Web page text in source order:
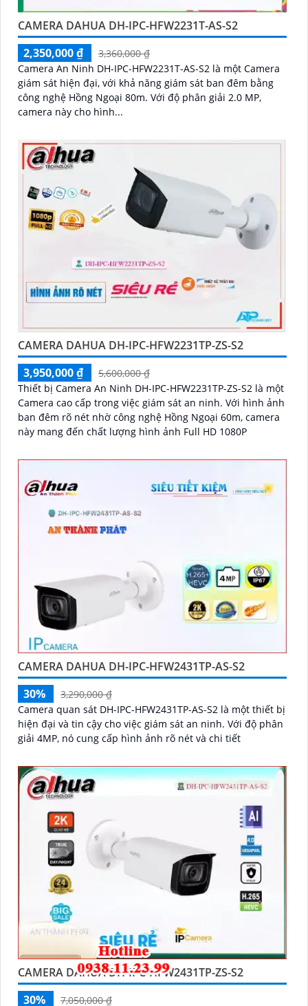
CAMERA DAHUA DH-IPC-HFW2231T-AS-S2
2,350,000 ₫
3,360,000 ₫
Camera An Ninh DH-IPC-HFW2231T-AS-S2 là một Camera
giám sát hiện đại, với khả năng giám sát ban đêm bằng
công nghệ Hồng Ngoại 80m. Với độ phân giải 2.0 MP,
camera này cho hình...
CAMERA DAHUA DH-IPC-HFW2231TP-ZS-S2
3,950,000 ₫
5,600,000 ₫
Thiết bị Camera An Ninh DH-IPC-HFW2231TP-ZS-S2 là một
Camera cao cấp trong việc giám sát an ninh. Với hình ảnh
ban đêm rõ nét nhờ công nghệ Hồng Ngoại 60m, camera
này mang đến chất lượng hình ảnh Full HD 1080P
CAMERA DAHUA DH-IPC-HFW2431TP-AS-S2
30%
3,290,000 ₫
Camera quan sát DH-IPC-HFW2431TP-AS-S2 là một thiết bị
hiện đại và tin cậy cho việc giám sát an ninh. Với độ phân
giải 4MP, nó cung cấp hình ảnh rõ nét và chi tiết
CAMERA DAHUA DH-IPC-HFW2431TP-ZS-S2
30%
7,050,000 ₫